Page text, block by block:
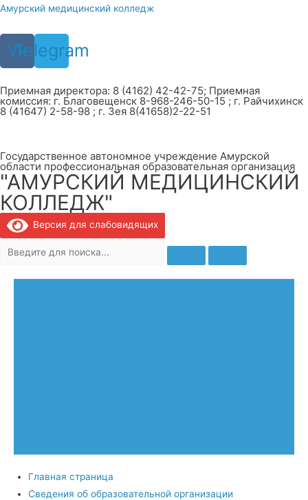
Перейти
содержимому
Амурский медицинский колледж
Vk
Telegram
Приемная директора: 8 (4162) 42-42-75; Приемная
комиссия: г. Благовещенск 8-968-246-50-15 ; г. Райчихинск
8 (41647) 2-58-98 ; г. Зея 8(41658)2-22-51
Государственное автономное учреждение Амурской
области профессиональная образовательная организация
"АМУРСКИЙ МЕДИЦИНСКИЙ
КОЛЛЕДЖ"
Версия для слабовидящих
Главная страница
Сведения об образовательной организации